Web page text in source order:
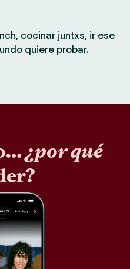
cocinar juntxs, ir ese
quiere probar.
¿por qué